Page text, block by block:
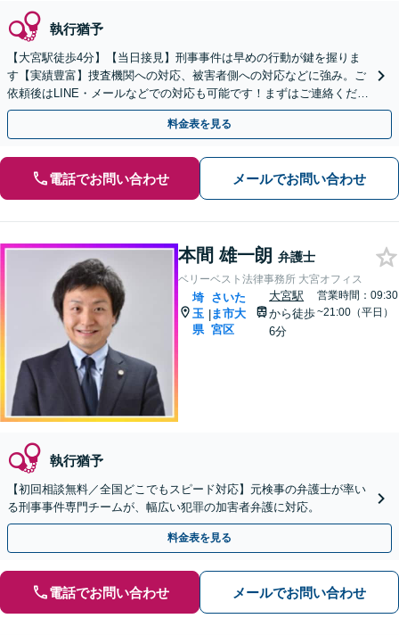
執行猶予
【大宮駅徒歩4分】【当日接見】刑事事件は早めの行動が鍵を握りま
す【実績豊富】捜査機関への対応、被害者側への対応などに強み。ご
依頼後はLINE・メールなどでの対応も可能です！まずはご連絡くださ
い【少年事件の対応可能】
料金表を見る
電話でお問い合わせ メールでお問い合わせ
本間 雄一朗 弁護士
ベリーベスト法律事務所 大宮オフィス
埼
玉
県
|
さいた
ま市大
宮区
大宮駅
から徒歩
6分
営業時間：09:30
~21:00（平日）
執行猶予
【初回相談無料／全国どこでもスピード対応】元検事の弁護士が率い
る刑事事件専門チームが、幅広い犯罪の加害者弁護に対応。
料金表を見る
電話でお問い合わせ メールでお問い合わせ